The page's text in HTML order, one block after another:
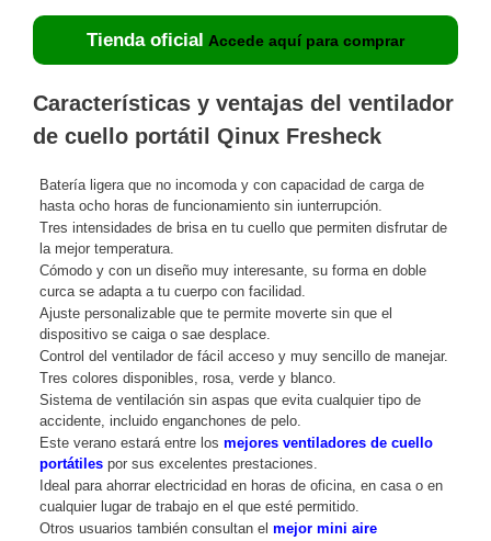
Tienda oficial Accede aquí para comprar
Características y ventajas del ventilador
de cuello portátil Qinux Fresheck
Batería ligera que no incomoda y con capacidad de carga de
hasta ocho horas de funcionamiento sin iunterrupción.
Tres intensidades de brisa en tu cuello que permiten disfrutar de
la mejor temperatura.
Cómodo y con un diseño muy interesante, su forma en doble
curca se adapta a tu cuerpo con facilidad.
Ajuste personalizable que te permite moverte sin que el
dispositivo se caiga o sae desplace.
Control del ventilador de fácil acceso y muy sencillo de manejar.
Tres colores disponibles, rosa, verde y blanco.
Sistema de ventilación sin aspas que evita cualquier tipo de
accidente, incluido enganchones de pelo.
Este verano estará entre los mejores ventiladores de cuello
portátiles por sus excelentes prestaciones.
Ideal para ahorrar electricidad en horas de oficina, en casa o en
cualquier lugar de trabajo en el que esté permitido.
Otros usuarios también consultan el mejor mini aire